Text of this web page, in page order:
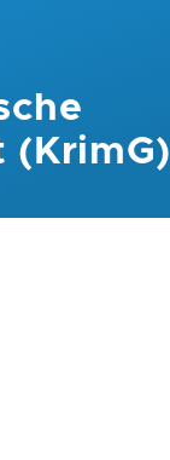
(KrimG)